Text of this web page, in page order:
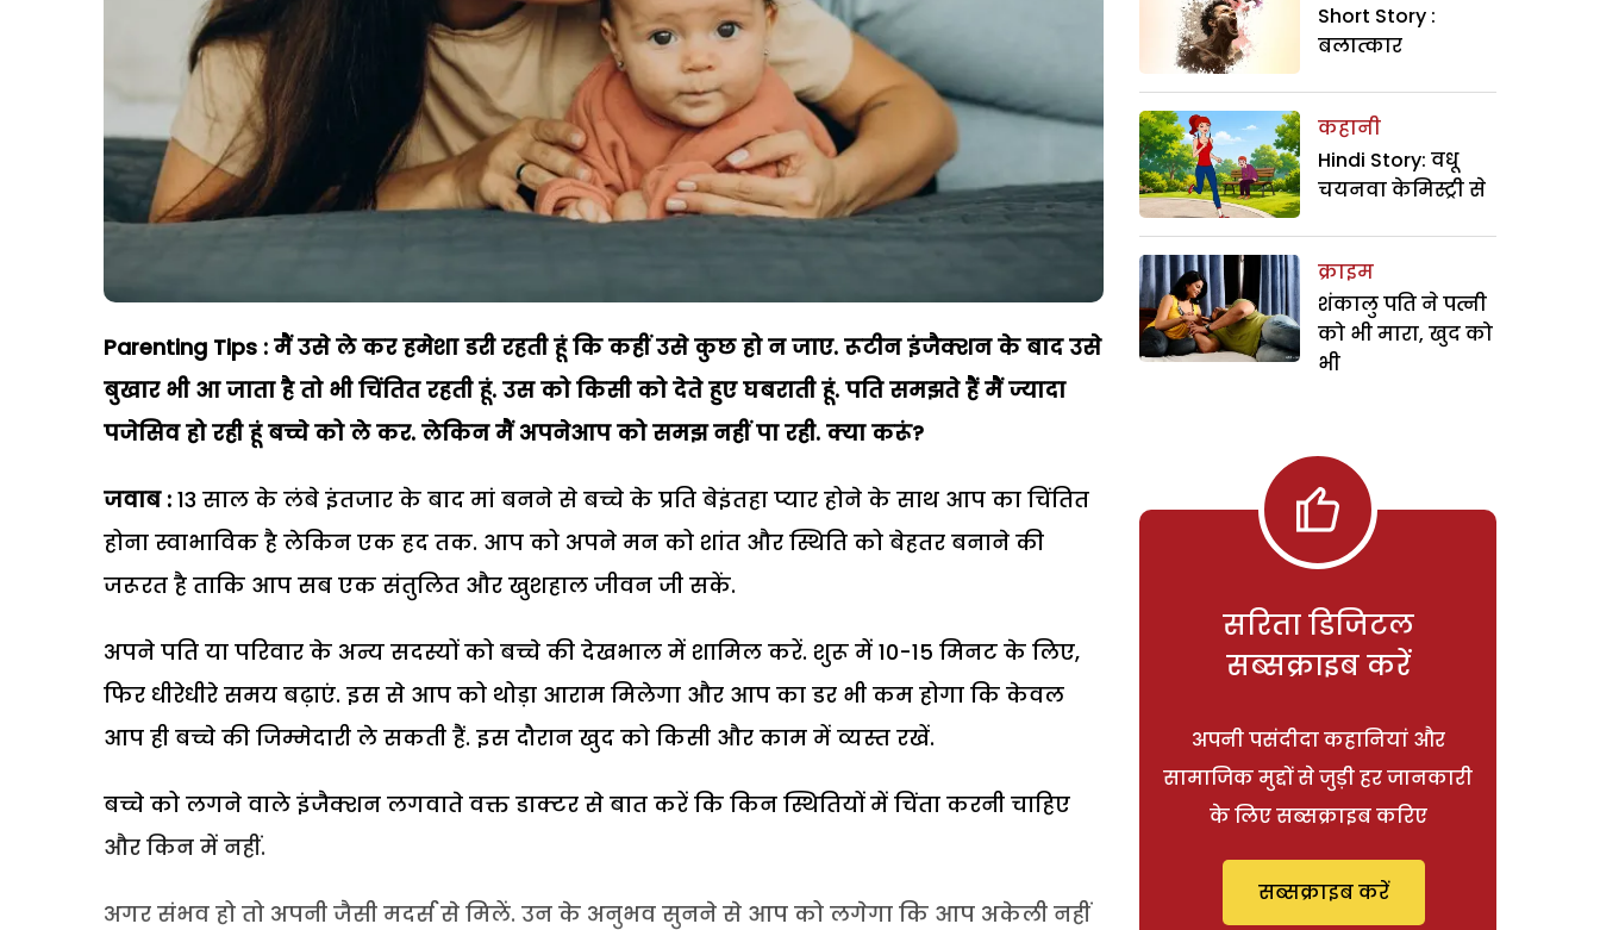
Parenting Tips : मैं उसे ले कर हमेशा डरी रहती हूं कि कहीं उसे कुछ हो न जाए. रूटीन इंजैक्शन के बाद उसे
बुखार भी आ जाता है तो भी चिंतित रहती हूं. उस को किसी को देते हुए घबराती हूं. पति समझते हैं मैं ज्यादा
पजेसिव हो रही हूं बच्चे को ले कर. लेकिन मैं अपनेआप को समझ नहीं पा रही. क्या करूं?
जवाब : 13 साल के लंबे इंतजार के बाद मां बनने से बच्चे के प्रति बेइंतहा प्यार होने के साथ आप का चिंतित
होना स्वाभाविक है लेकिन एक हद तक. आप को अपने मन को शांत और स्थिति को बेहतर बनाने की
जरूरत है ताकि आप सब एक संतुलित और खुशहाल जीवन जी सकें.
अपने पति या परिवार के अन्य सदस्यों को बच्चे की देखभाल में शामिल करें. शुरू में 10-15 मिनट के लिए,
फिर धीरेधीरे समय बढ़ाएं. इस से आप को थोड़ा आराम मिलेगा और आप का डर भी कम होगा कि केवल
आप ही बच्चे की जिम्मेदारी ले सकती हैं. इस दौरान खुद को किसी और काम में व्यस्त रखें.
बच्चे को लगने वाले इंजैक्शन लगवाते वक्त डाक्टर से बात करें कि किन स्थितियों में चिंता करनी चाहिए
और किन में नहीं.
अगर संभव हो तो अपनी जैसी मदर्स से मिलें. उन के अनुभव सुनने से आप को लगेगा कि आप अकेली नहीं
Short Story :
बलात्कार
कहानी
Hindi Story: वधू
चयनवा केमिस्ट्री से
क्राइम
शंकालु पति ने पत्नी
को भी मारा, खुद को
भी
सरिता डिजिटल
सब्सक्राइब करें
अपनी पसंदीदा कहानियां और
सामाजिक मुद्दों से जुड़ी हर जानकारी
के लिए सब्सक्राइब करिए
सब्सक्राइब करें